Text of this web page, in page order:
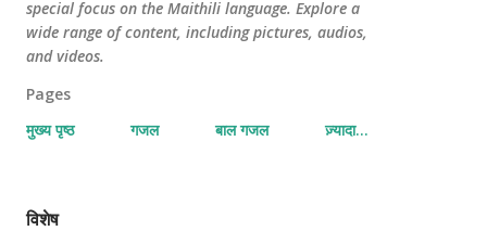
special focus on the Maithili language. Explore a
wide range of content, including pictures, audios,
and videos.
Pages
मुख्य पृष्ठ
गजल बाल गजल ज़्यादा…
विशेष